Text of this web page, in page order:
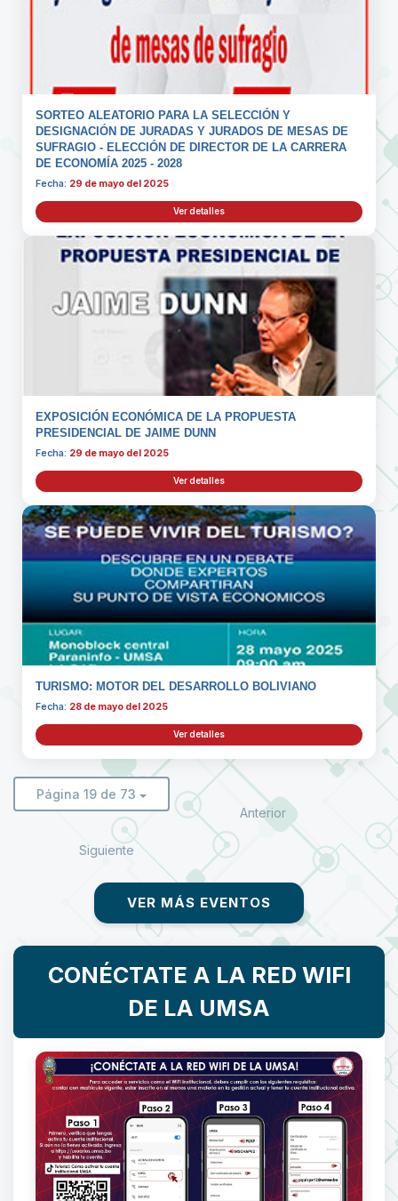
SORTEO ALEATORIO PARA LA SELECCIÓN Y
DESIGNACIÓN DE JURADAS Y JURADOS DE MESAS DE
SUFRAGIO - ELECCIÓN DE DIRECTOR DE LA CARRERA
DE ECONOMÍA 2025 - 2028
Fecha: 29 de mayo del 2025
Ver detalles
EXPOSICIÓN ECONÓMICA DE LA PROPUESTA
PRESIDENCIAL DE JAIME DUNN
Fecha: 29 de mayo del 2025
Ver detalles
TURISMO: MOTOR DEL DESARROLLO BOLIVIANO
Fecha: 28 de mayo del 2025
Ver detalles
Página 19 de 73
Anterior
Siguiente
VER MÁS EVENTOS
CONÉCTATE A LA RED WIFI
DE LA UMSA